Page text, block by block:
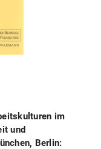
im
und
Berlin: